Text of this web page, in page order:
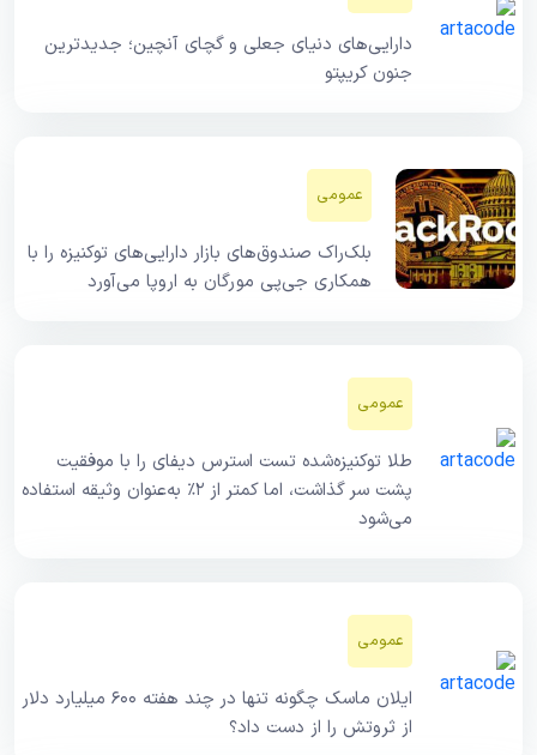
دارایی‌های دنیای جعلی و گچای آنچین؛ جدیدترین
جنون کریپتو
عمومی
بلک‌راک صندوق‌های بازار دارایی‌های توکنیزه را با
همکاری جی‌پی مورگان به اروپا می‌آورد
عمومی
طلا توکنیزه‌شده تست استرس دیفای را با موفقیت
پشت سر گذاشت، اما کمتر از ۲٪ به‌عنوان وثیقه استفاده
می‌شود
عمومی
ایلان ماسک چگونه تنها در چند هفته ۶۰۰ میلیارد دلار
از ثروتش را از دست داد؟